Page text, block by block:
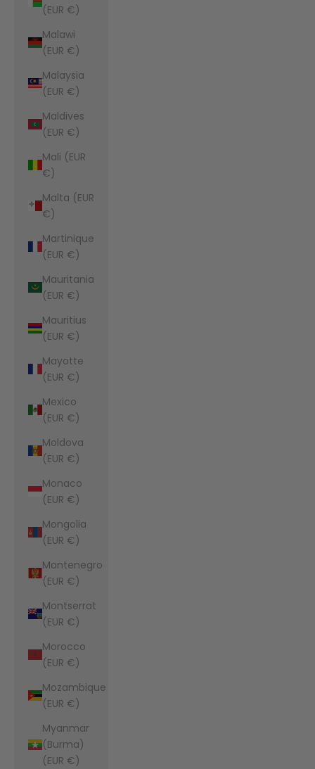
(EUR €)
Malawi
(EUR €)
Malaysia
(EUR €)
Maldives
(EUR €)
Mali (EUR
€)
Malta (EUR
€)
Martinique
(EUR €)
Mauritania
(EUR €)
Mauritius
(EUR €)
Mayotte
(EUR €)
Mexico
(EUR €)
Moldova
(EUR €)
Monaco
(EUR €)
Mongolia
(EUR €)
Montenegro
(EUR €)
Montserrat
(EUR €)
Morocco
(EUR €)
Mozambique
(EUR €)
Myanmar
(Burma)
(EUR €)